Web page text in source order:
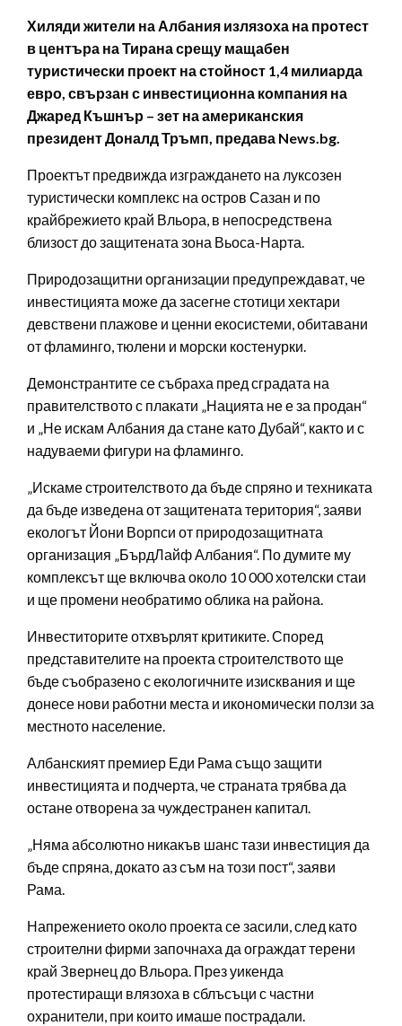
Хиляди жители на Албания излязоха на протест
в центъра на Тирана срещу мащабен
туристически проект на стойност 1,4 милиарда
евро, свързан с инвестиционна компания на
Джаред Къшнър – зет на американския
президент Доналд Тръмп, предава News.bg.
Проектът предвижда изграждането на луксозен
туристически комплекс на остров Сазан и по
крайбрежието край Вльора, в непосредствена
близост до защитената зона Вьоса-Нарта.
Природозащитни организации предупреждават, че
инвестицията може да засегне стотици хектари
девствени плажове и ценни екосистеми, обитавани
от фламинго, тюлени и морски костенурки.
Демонстрантите се събраха пред сградата на
правителството с плакати „Нацията не е за продан“
и „Не искам Албания да стане като Дубай“, както и с
надуваеми фигури на фламинго.
„Искаме строителството да бъде спряно и техниката
да бъде изведена от защитената територия“, заяви
екологът Йони Ворпси от природозащитната
организация „БърдЛайф Албания“. По думите му
комплексът ще включва около 10 000 хотелски стаи
и ще промени необратимо облика на района.
Инвеститорите отхвърлят критиките. Според
представителите на проекта строителството ще
бъде съобразено с екологичните изисквания и ще
донесе нови работни места и икономически ползи за
местното население.
Албанският премиер Еди Рама също защити
инвестицията и подчерта, че страната трябва да
остане отворена за чуждестранен капитал.
„Няма абсолютно никакъв шанс тази инвестиция да
бъде спряна, докато аз съм на този пост“, заяви
Рама.
Напрежението около проекта се засили, след като
строителни фирми започнаха да ограждат терени
край Звернец до Вльора. През уикенда
протестиращи влязоха в сблъсъци с частни
охранители, при които имаше пострадали.